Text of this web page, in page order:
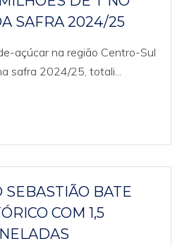
SAFRA 2024/25
açúcar na região Centro-Sul
safra 2024/25, totali...
SEBASTIÃO BATE
COM 1,5